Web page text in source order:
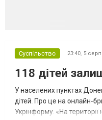
Суспільство 23:40, 5
118 дітей
У населених пунктах
дітей. Про це на онлайн-
Укрінформу. «На